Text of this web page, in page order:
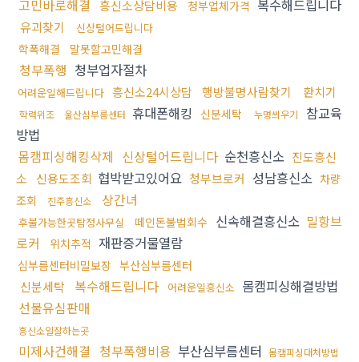
고민바로해결 흥신소상담비용 청부업체가격 복수해드립니다
유괴찾기 신상털어드립니다
학폭해결 말못할고민해결
청부폭행 청부업자절차
어려운일해드립니다 흥신소24시상담 행방불명사람찾기 환치기
학력위조 울산심부름센터 휴대폰해킹 신분세탁 누명씌우기
참교육
방법
몸캠피싱해킹삭제 신상털어드립니다 순천흥신소 진도흥신
소
신용도조회 협박받고있어요 청부브로커 성남흥신소 차량
조회
진주흥신소 상간녀
후불가능한곳탐정사무실 떼인돈불법회수 신속해결흥신소 밀항브
로커
위치추적 재판증거물열람
심부름센터비밀보장 부산심부름센터
신분세탁 복수해드립니다 어려운일흥신소 몸캠피싱해결방법
선불유심판매
흥신소일잘하는곳
미제사건해결 청부폭행비용 부산심부름센터 몸캠피싱대처방법